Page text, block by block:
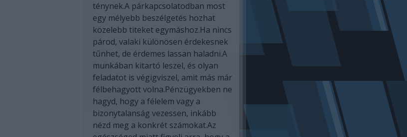
ténynek.A párkapcsolatodban most
egy mélyebb beszélgetés hozhat
közelebb titeket egymáshoz.Ha nincs
párod, valaki különösen érdekesnek
tűnhet, de érdemes lassan haladni.A
munkában kitartó leszel, és olyan
feladatot is végigviszel, amit más már
félbehagyott volna.Pénzügyekben ne
hagyd, hogy a félelem vagy a
bizonytalanság vezessen, inkább
nézd meg a konkrét számokat.Az